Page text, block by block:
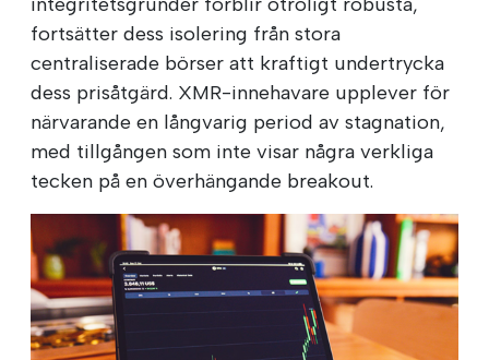
fortsätter dess isolering från stora
centraliserade börser att kraftigt undertrycka
dess prisåtgärd. XMR-innehavare upplever för
närvarande en långvarig period av stagnation,
med tillgången som inte visar några verkliga
tecken på en överhängande breakout.